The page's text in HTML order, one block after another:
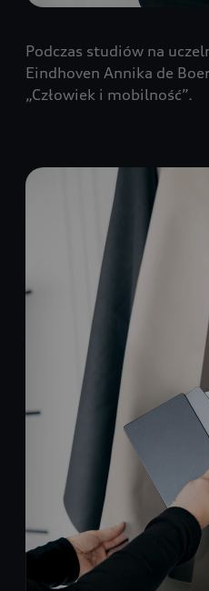
Podczas studiów na
Eindhoven Annika de
„Człowiek i mobilność”.